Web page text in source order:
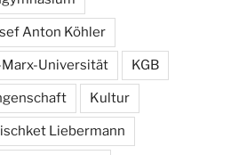
Anton Köhler
Universität KGB
Kultur
Liebermann